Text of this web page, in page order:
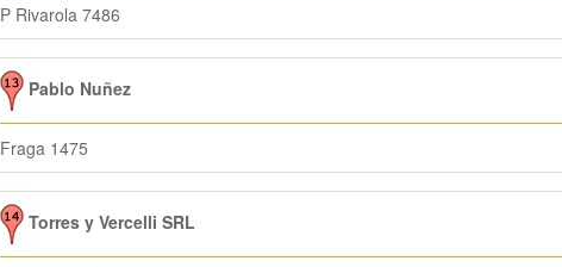
P Rivarola 7486
Pablo Nuñez
Fraga 1475
Torres y Vercelli SRL